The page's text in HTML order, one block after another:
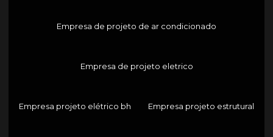
Empresa de projeto de ar condicionado
Empresa de projeto eletrico
Empresa projeto elétrico bh Empresa projeto estrutural